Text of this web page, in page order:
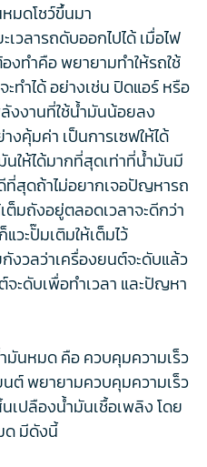
มดโชว์ขึ้นมา
วลารถดับออกไปได้ เมื่อไฟ
ทำคือ พยายามทำให้รถใช้
ำได้ อย่างเช่น ปิดแอร์ หรือ
งงานที่ใช้น้ำมันน้อยลง
คุ้มค่า เป็นการเซฟให้ได้
นให้ได้มากที่สุดเท่าที่น้ำมันมี
ที่สุดถ้าไม่อยากเจอปัญหารถ
ต็มถังอยู่ตลอดเวลาจะดีกว่า
วะปั๊มเติมให้เต็มไว้
วลว่าเครื่องยนต์จะดับแล้ว
ะดับเพื่อทำเวลา และปัญหา
มันหมด คือ ควบคุมความเร็ว
ต์ พยายามควบคุมความเร็ว
เปลืองน้ำมันเชื้อเพลิง โดย
ด มีดังนี้